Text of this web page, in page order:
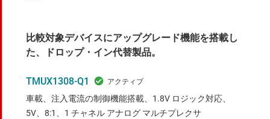
比較対象デバイスにアップグレード機能を搭載し
た、ドロップ・イン代替製品。
TMUX1308-Q1
車載、注入電流の制御機能搭載、1.8V ロジック対応、
5V、8:1、1 チャネル アナログ マルチプレクサ